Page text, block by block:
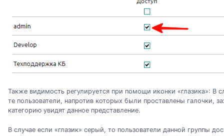
Также видимость регулируется при помощи иконки «глазика»: В
те пользователи, напротив которых были проставлены галочки,
категорию увидят данное представление.
В случае если «глазик» серый, то пользователи данной группы